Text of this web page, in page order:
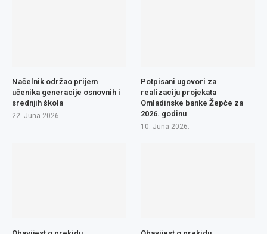
Načelnik održao prijem
učenika generacije osnovnih i
srednjih škola
22. Juna 2026.
Potpisani ugovori za
realizaciju projekata
Omladinske banke Žepče za
2026. godinu
10. Juna 2026.